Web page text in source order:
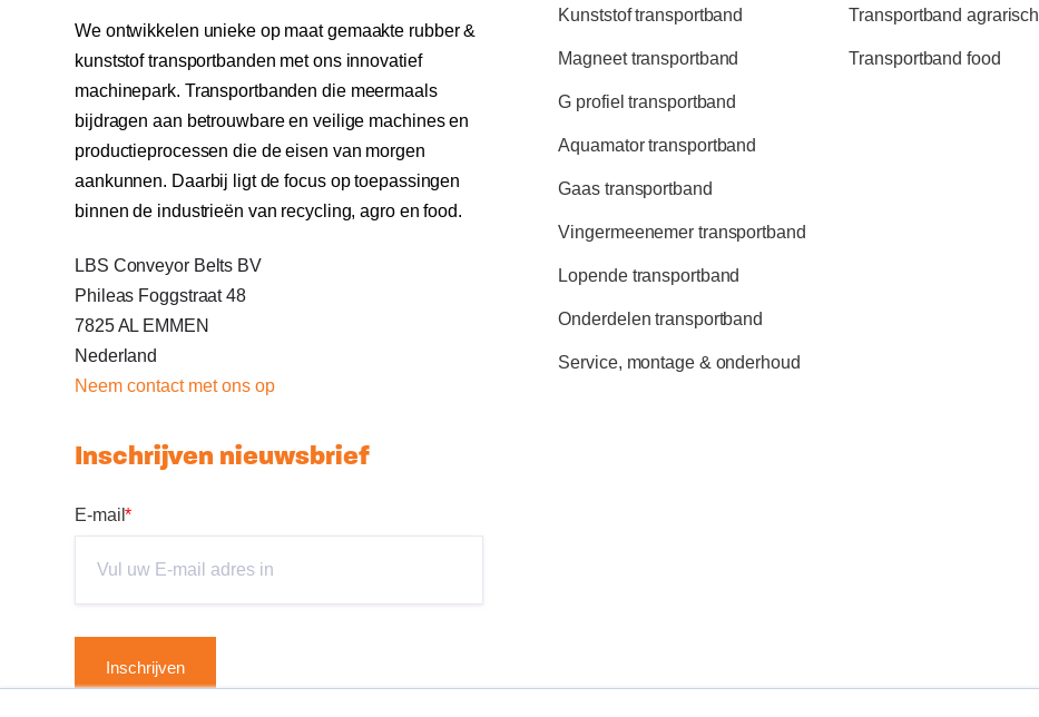
We ontwikkelen unieke op maat gemaakte rubber &
kunststof transportbanden met ons innovatief
machinepark. Transportbanden die meermaals
bijdragen aan betrouwbare en veilige machines en
productieprocessen die de eisen van morgen
aankunnen. Daarbij ligt de focus op toepassingen
binnen de industrieën van recycling, agro en food.
LBS Conveyor Belts BV
Phileas Foggstraat 48
7825 AL EMMEN
Nederland
Neem contact met ons op
Inschrijven nieuwsbrief
E-mail*
Kunststof transportband
Magneet transportband
G profiel transportband
Aquamator transportband
Gaas transportband
Vingermeenemer transportband
Lopende transportband
Onderdelen transportband
Service, montage & onderhoud
Transportband agrarisch
Transportband food